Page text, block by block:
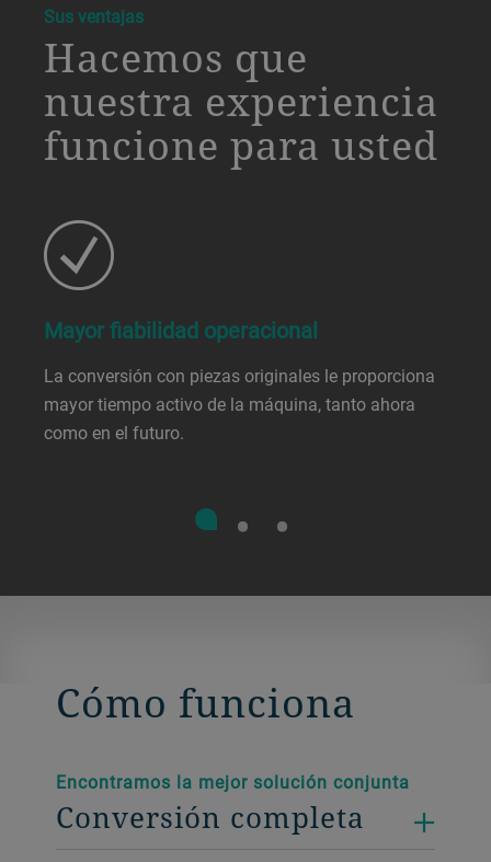
a decorative background image
Sus ventajas
Hacemos que
nuestra experiencia
funcione para usted
Mayor fiabilidad operacional
La conversión con piezas originales le proporciona
mayor tiempo activo de la máquina, tanto ahora
como en el futuro.
Cómo funciona
Encontramos la mejor solución conjunta
Conversión completa